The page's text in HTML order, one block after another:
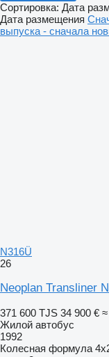
Сортировка: Дата
Дата размещения
выпуска - сначала
N316Ü
26
Neoplan Transliner
371 600 TJS 34 900 €
Жилой автобус
1992
Колесная формула